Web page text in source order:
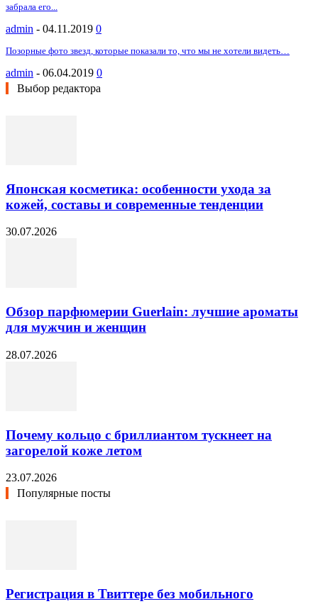
забрала его...
admin - 04.11.2019 0
Позорные фото звезд, которые показали то, что мы не хотели видеть…
admin - 06.04.2019 0
Выбор редактора
Японская косметика: особенности ухода за
кожей, составы и современные тенденции
30.07.2026
Обзор парфюмерии Guerlain: лучшие ароматы
для мужчин и женщин
28.07.2026
Почему кольцо с бриллиантом тускнеет на
загорелой коже летом
23.07.2026
Популярные посты
Регистрация в Твиттере без мобильного